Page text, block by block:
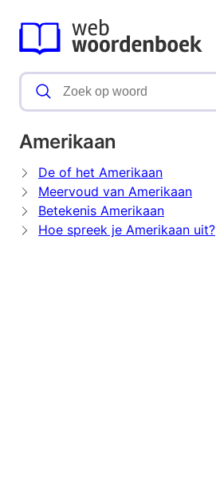
Amerikaan
De of het Amerikaan
Meervoud van Amerikaan
Betekenis Amerikaan
Hoe spreek je Amerikaan uit?